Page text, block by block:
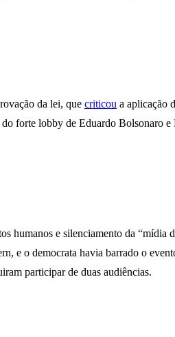
da lei, que criticou a aplicação
forte lobby de Eduardo Bolsonaro e
humanos e silenciamento da “mídia
e o democrata havia barrado o
participar de duas audiências.